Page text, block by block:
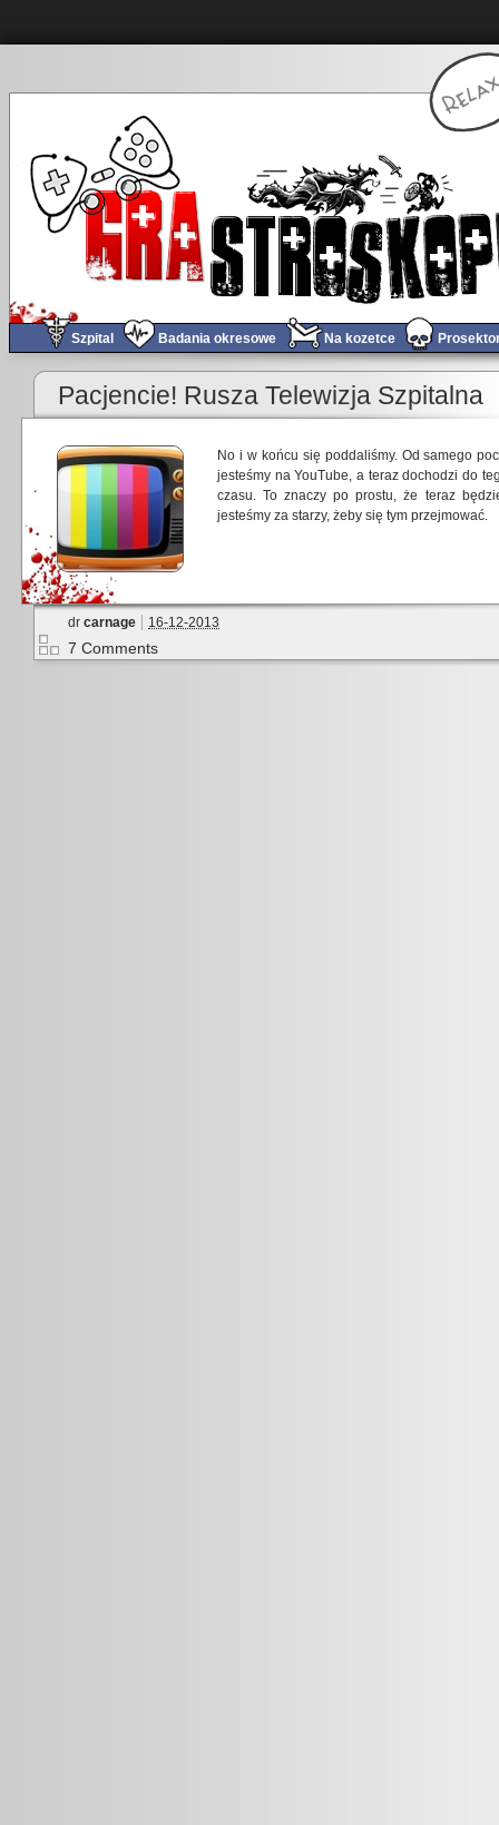
Szpital Badania okresowe Na kozetce
Pacjencie! Rusza Telewizja Szpitalna
No i w końcu się poddaliśmy. Od samego
jesteśmy na YouTube, a teraz dochodzi do
czasu. To znaczy po prostu, że teraz
jesteśmy za starzy, żeby się tym przejmować.
dr carnage 16-12-2013
7 Comments